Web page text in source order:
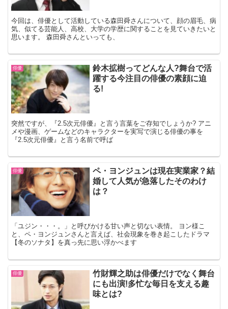
今回は、俳優として活動している森田舜さんについて、顔の眉毛、病
気、似てる芸能人、高校、大学の学歴に関することを見ていきたいと
思います。 森田舜さんといっても、
俳優
鈴木拡樹ってどんな人?舞台で活
躍する今注目の俳優の素顔に迫
る!
突然ですが、『2.5次元俳優』と言う言葉をご存知でしょうか? アニ
メや漫画、ゲームなどのキャラクターを実写で演じる俳優の事を
『2.5次元俳優』と言う名前で呼ば
俳優
ペ・ヨンジュンは現在実業家？結
婚して人気が急落したそのわけ
は？
「ユジン・・・。」と呼びかける甘い声と切ない表情。 ヨン様こ
と、ペ・ヨンジュンさんと言えば、社会現象を巻き起こしたドラマ
【冬のソナタ】を真っ先に思い浮かべます
俳優
竹財輝之助は俳優だけでなく舞台
にも出演!多忙な毎日を支える趣
味とは?